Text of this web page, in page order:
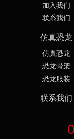
加入我们
联系我们
仿真恐龙
仿真恐龙
恐龙骨架
恐龙服装
联系我们